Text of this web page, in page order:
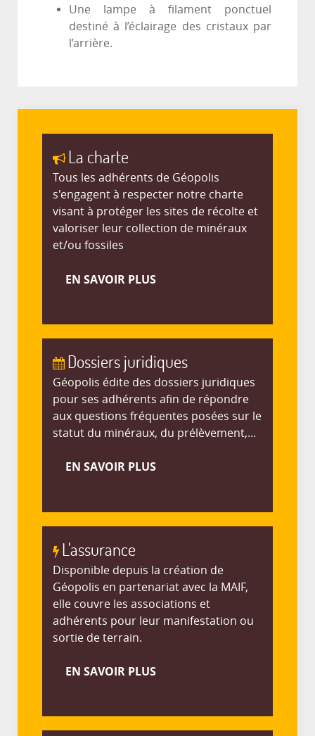
Une lampe à filament ponctuel
destiné à l’éclairage des cristaux par
l’arrière.
La charte
Tous les adhérents de Géopolis
s'engagent à respecter notre charte
visant à protéger les sites de récolte et
valoriser leur collection de minéraux
et/ou fossiles
EN SAVOIR PLUS
Dossiers juridiques
Géopolis édite des dossiers juridiques
pour ses adhérents afin de répondre
aux questions fréquentes posées sur le
statut du minéraux, du prélèvement,...
EN SAVOIR PLUS
L'assurance
Disponible depuis la création de
Géopolis en partenariat avec la MAIF,
elle couvre les associations et
adhérents pour leur manifestation ou
sortie de terrain.
EN SAVOIR PLUS